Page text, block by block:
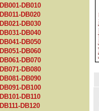
DB001-DB010
DB011-DB020
DB021-DB030
DB031-DB040
DB041-DB050
DB051-DB060
DB061-DB070
DB071-DB080
DB081-DB090
DB091-DB100
DB101-DB110
DB111-DB120